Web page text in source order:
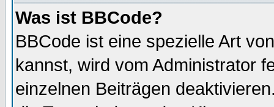
Was ist BBCode?
BBCode ist eine spezielle Art
kannst, wird vom Administrator
einzelnen Beiträgen